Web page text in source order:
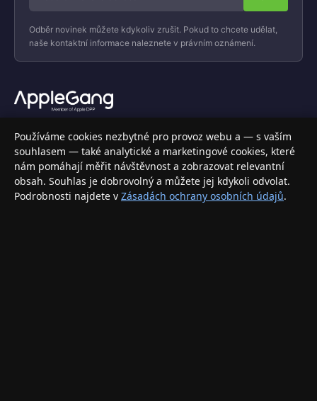
Odběr novinek můžete kdykoliv zrušit. Pokud to chcete udělat,
naše kontaktní informace naleznete v právním oznámení.
Váš specializovaný obchod s Apple produkty, příslušenstvím a
elektronikou. Nakupujte bezpečně a s jistotou.
INFORMACE
Doprava a doručení
Používáme cookies nezbytné pro provoz webu a — s vaším
souhlasem — také analytické a marketingové cookies, které
nám pomáhají měřit návštěvnost a zobrazovat relevantní
obsah. Souhlas je dobrovolný a můžete jej kdykoli odvolat.
Podrobnosti najdete v Zásadách ochrany osobních údajů.